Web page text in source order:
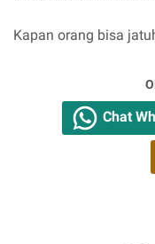
Kapan orang bisa
Chat